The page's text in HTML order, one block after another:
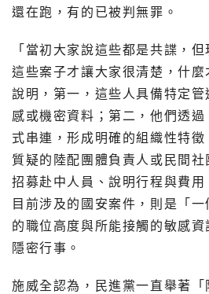
還在跑，有的已被判無罪。
「當初大家說這些都是共諜，
這些案子才讓大家很清楚，什
說明，第一，這些人具備特定
感或機密資料；第二，他們透
式串連，形成明確的組織性特
質疑的陸配團體負責人或民間社
招募赴中人員、說明行程與費
目前涉及的國安案件，則是「
的職位高度與所能接觸的敏感
隱密行事。
施威全認為，民進黨一直舉著